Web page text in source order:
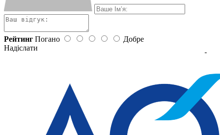
Рейтинг Погано
Добре
Надіслати